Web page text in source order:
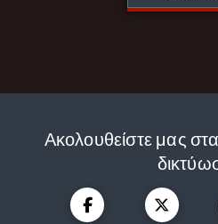
Ακολουθείστε μας